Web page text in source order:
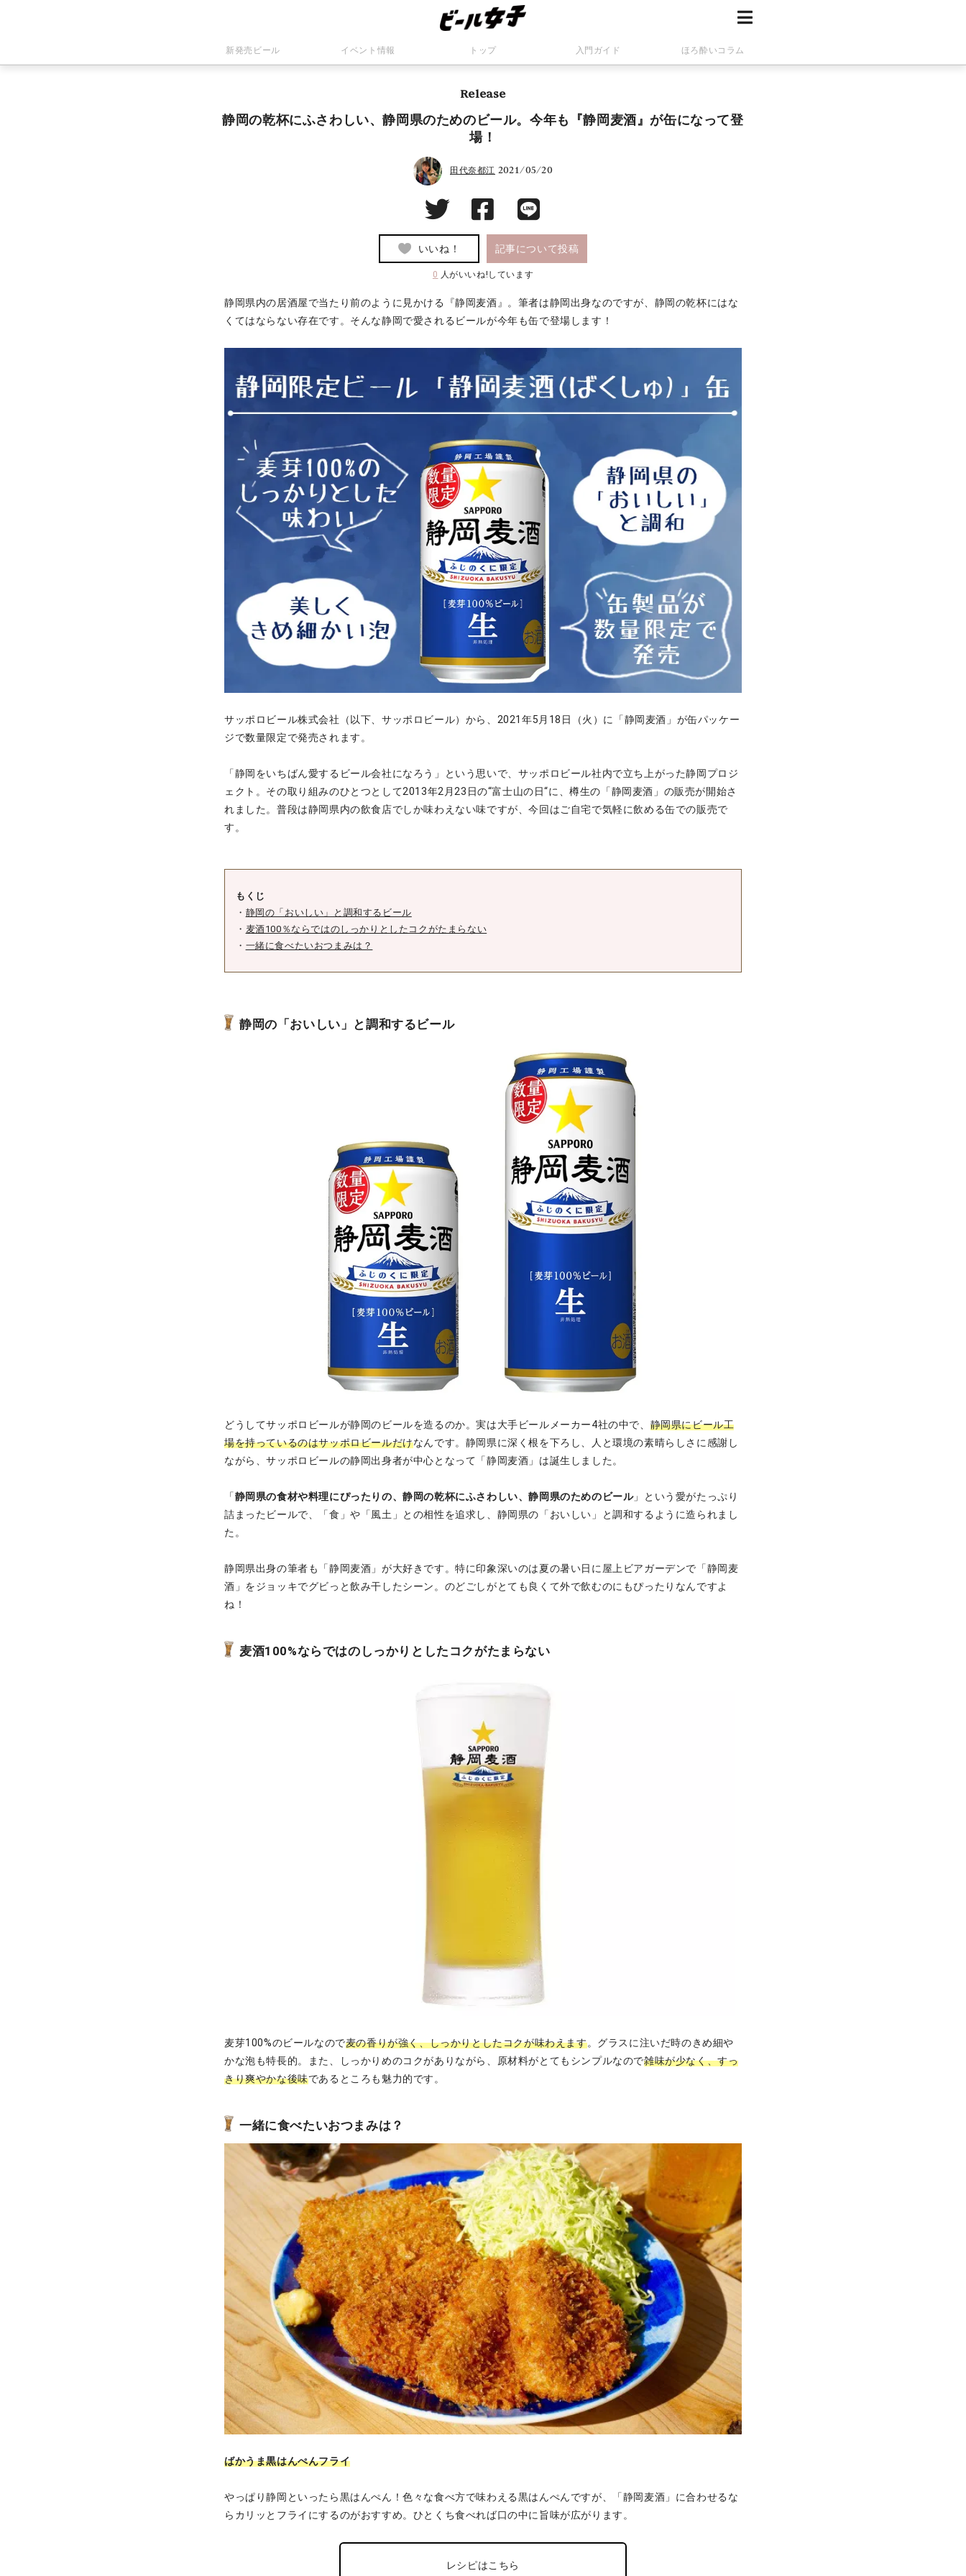
新発売ビール イベント情報 トップ 入門ガイド ほろ酔いコラム
Release
静岡の乾杯にふさわしい、静岡県のためのビール。今年も『静岡麦酒』が缶になって登
場！
田代奈都江 2021/05/20
いいね！ 記事について投稿
0 人がいいね!しています
静岡県内の居酒屋で当たり前のように見かける『静岡麦酒』。筆者は静岡出身なのですが、静岡の乾杯にはな
くてはならない存在です。そんな静岡で愛されるビールが今年も缶で登場します！
サッポロビール株式会社（以下、サッポロビール）から、2021年5月18日（火）に「静岡麦酒」が缶パッケー
ジで数量限定で発売されます。
「静岡をいちばん愛するビール会社になろう」という思いで、サッポロビール社内で立ち上がった静岡プロジ
ェクト。その取り組みのひとつとして2013年2月23日の“富士山の日“に、樽生の「静岡麦酒」の販売が開始さ
れました。普段は静岡県内の飲食店でしか味わえない味ですが、今回はご自宅で気軽に飲める缶での販売で
す。
もくじ
・ 静岡の「おいしい」と調和するビール
・ 麦酒100％ならではのしっかりとしたコクがたまらない
・ 一緒に食べたいおつまみは？
静岡の「おいしい」と調和するビール
どうしてサッポロビールが静岡のビールを造るのか。実は大手ビールメーカー4社の中で、 静岡県にビール工
場を持っているのはサッポロビールだけなんです。静岡県に深く根を下ろし、人と環境の素晴らしさに感謝し
ながら、サッポロビールの静岡出身者が中心となって「静岡麦酒」は誕生しました。
「静岡県の食材や料理にぴったりの、静岡の乾杯にふさわしい、静岡県のためのビール」という愛がたっぷり
詰まったビールで、「食」や「風土」との相性を追求し、静岡県の「おいしい」と調和するように造られまし
た。
静岡県出身の筆者も「静岡麦酒」が大好きです。特に印象深いのは夏の暑い日に屋上ビアガーデンで「静岡麦
酒」をジョッキでグビっと飲み干したシーン。のどごしがとても良くて外で飲むのにもぴったりなんですよ
ね！
麦酒100%ならではのしっかりとしたコクがたまらない
麦芽100%のビールなので麦の香りが強く、しっかりとしたコクが味わえます。グラスに注いだ時のきめ細や
かな泡も特長的。また、しっかりめのコクがありながら、原材料がとてもシンプルなので雑味が少なく、すっ
きり爽やかな後味であるところも魅力的です。
一緒に食べたいおつまみは？
ばかうま黒はんぺんフライ
やっぱり静岡といったら黒はんぺん！色々な食べ方で味わえる黒はんぺんですが、「静岡麦酒」に合わせるな
らカリッとフライにするのがおすすめ。ひとくち食べれば口の中に旨味が広がります。
レシピはこちら